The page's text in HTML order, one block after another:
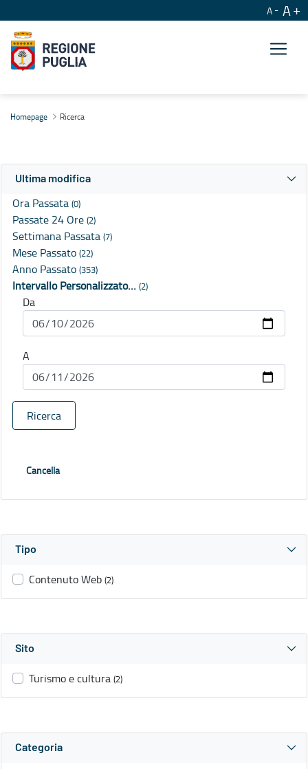
A A
Homepage Ricerca
Ultima modifica
Ora Passata (0)
Passate 24 Ore (2)
Settimana Passata (7)
Mese Passato (22)
Anno Passato (353)
Intervallo Personalizzato… (2)
Da
A
Ricerca
Cancella
Tipo
Contenuto Web (2)
Sito
Turismo e cultura (2)
Categoria